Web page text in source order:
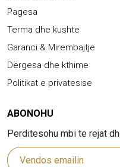
Pagesa
Terma dhe kushte
Garanci & Mirembajtje
Dërgesa dhe kthime
Politikat e privatesise
ABONOHU
Perditesohu mbi te rejat